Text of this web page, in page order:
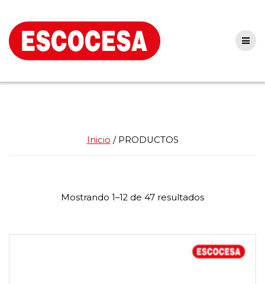
content
Inicio / PRODUCTOS
Mostrando 1–12 de 47 resultados